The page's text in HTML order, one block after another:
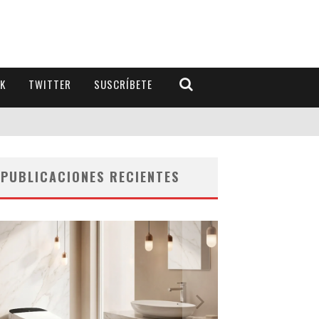
TWITTER SUSCRÍBETE
PUBLICACIONES RECIENTES